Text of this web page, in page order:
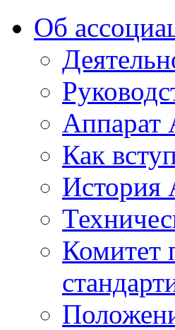
Об
Аппарат
Как
История
Комитет